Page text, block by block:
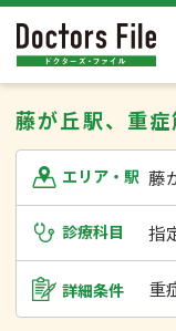
藤が丘駅、重
エリア・駅 藤
診療科目 指
詳細条件 重